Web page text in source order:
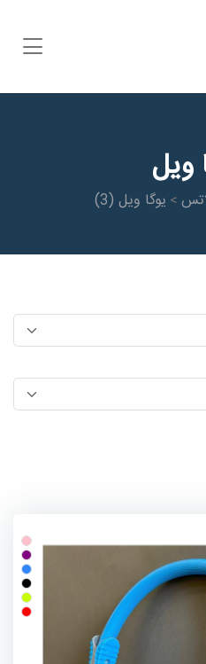
ویل
> یوگا ویل (3)